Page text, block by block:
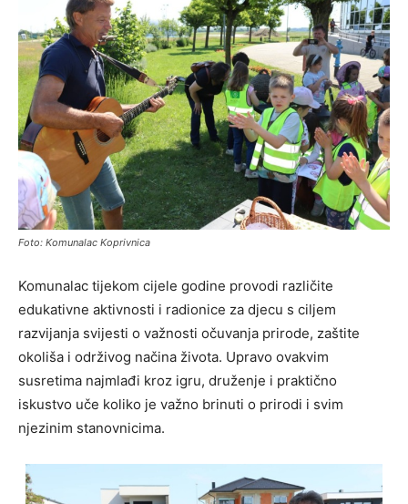
Foto: Komunalac Koprivnica
Komunalac tijekom cijele godine provodi različite
edukativne aktivnosti i radionice za djecu s ciljem
razvijanja svijesti o važnosti očuvanja prirode, zaštite
okoliša i održivog načina života. Upravo ovakvim
susretima najmlađi kroz igru, druženje i praktično
iskustvo uče koliko je važno brinuti o prirodi i svim
njezinim stanovnicima.